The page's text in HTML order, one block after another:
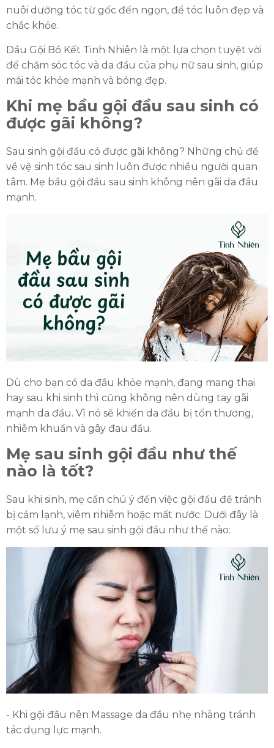
nuôi dưỡng tóc từ gốc đến ngọn, để tóc luôn đẹp và
chắc khỏe.
Dầu Gội Bồ Kết Tinh Nhiên là một lựa chọn tuyệt vời
để chăm sóc tóc và da đầu của phụ nữ sau sinh, giúp
mái tóc khỏe mạnh và bóng đẹp.
Khi mẹ bầu gội đầu sau sinh có
được gãi không?
Sau sinh gội đầu có được gãi không? Những chủ đề
về vệ sinh tóc sau sinh luôn được nhiều người quan
tâm. Mẹ bầu gội đầu sau sinh không nên gãi da đầu
mạnh.
Dù cho bạn có da đầu khỏe mạnh, đang mang thai
hay sau khi sinh thì cũng không nên dùng tay gãi
mạnh da đầu. Vì nó sẽ khiến da đầu bị tổn thương,
nhiễm khuẩn và gây đau đầu.
Mẹ sau sinh gội đầu như thế
nào là tốt?
Sau khi sinh, mẹ cần chú ý đến việc gội đầu để tránh
bị cảm lạnh, viêm nhiễm hoặc mất nước. Dưới đây là
một số lưu ý mẹ sau sinh gội đầu như thế nào:
- Khi gội đầu nên Massage da đầu nhẹ nhàng tránh
tác dụng lực mạnh.